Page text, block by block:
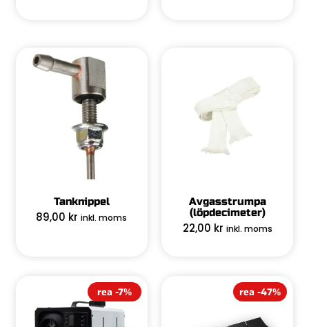
Tanknippel
89,00 kr inkl. moms
Avgasstrumpa
(löpdecimeter)
22,00 kr inkl. moms
rea -7% rea -47%